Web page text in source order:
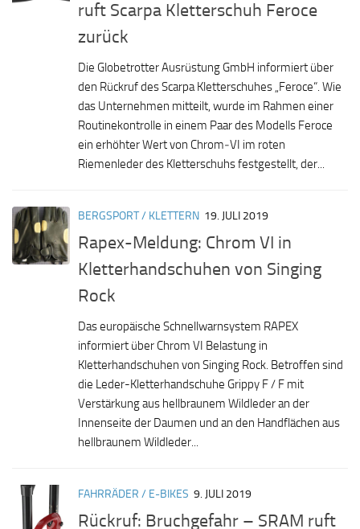
ruft Scarpa Kletterschuh Feroce
zurück
Die Globetrotter Ausrüstung GmbH informiert über
den Rückruf des Scarpa Kletterschuhes „Feroce“. Wie
das Unternehmen mitteilt, wurde im Rahmen einer
Routinekontrolle in einem Paar des Modells Feroce
ein erhöhter Wert von Chrom‐VI im roten
Riemenleder des Kletterschuhs festgestellt, der...
BERGSPORT / KLETTERN 19. JULI 2019
Rapex-Meldung: Chrom VI in
Kletterhandschuhen von Singing
Rock
Das europäische Schnellwarnsystem RAPEX
informiert über Chrom VI Belastung in
Kletterhandschuhen von Singing Rock. Betroffen sind
die Leder-Kletterhandschuhe Grippy F / F mit
Verstärkung aus hellbraunem Wildleder an der
Innenseite der Daumen und an den Handflächen aus
hellbraunem Wildleder...
FAHRRÄDER / E-BIKES 9. JULI 2019
Rückruf: Bruchgefahr – SRAM ruft